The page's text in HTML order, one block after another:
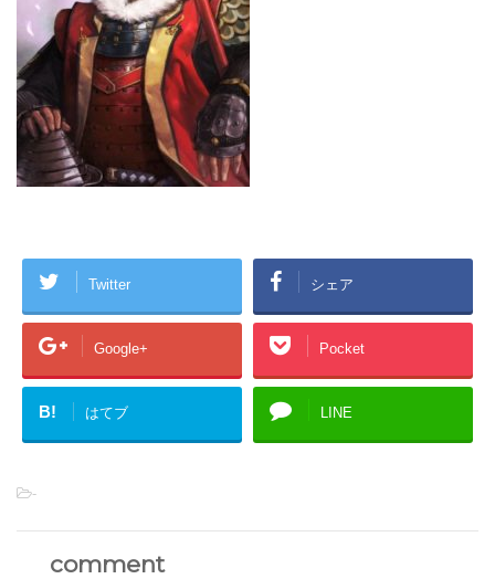
Twitter シェア
Google+ Pocket
B! はてブ LINE
-
comment